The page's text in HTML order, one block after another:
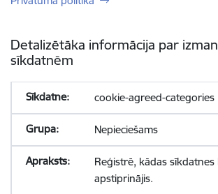
Detalizētāka informācija par
sīkdatnēm
cookie-agreed-categories
Nepieciešams
Reģistrē, kādas sīkdatnes
apstiprinājis.